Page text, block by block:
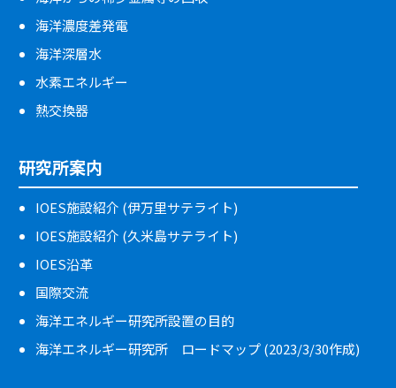
海洋濃度差発電
海洋深層水
水素エネルギー
熱交換器
研究所案内
IOES施設紹介 (伊万里サテライト)
IOES施設紹介 (久米島サテライト)
IOES沿革
国際交流
海洋エネルギー研究所設置の目的
海洋エネルギー研究所 ロードマップ (2023/3/30作成)